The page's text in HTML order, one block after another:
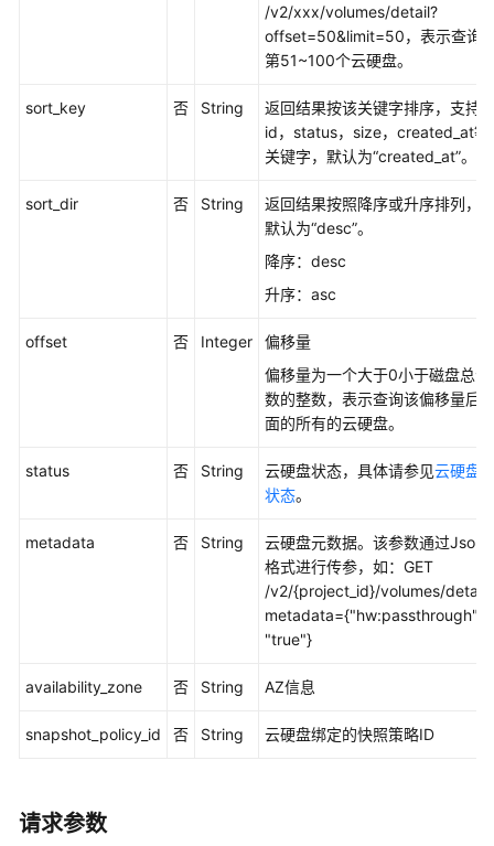
API
-
/v2/xxx/volumes/detail?
offset=50&limit=50，表示查询
第51~100个云硬盘。
sort_key 否 String
返回结果按该关键字排序，支持
id，status，size，created_at等
关键字，默认为“created_at”。
sort_dir 否 String
返回结果按照降序或升序排列，
默认为“desc”。
降序：desc
升序：asc
offset 否 Integer
偏移量
偏移量为一个大于0小于磁盘总个
数的整数，表示查询该偏移量后
面的所有的云硬盘。
status 否 String 云硬盘状态，具体请参见云硬盘
状态。
metadata 否 String
云硬盘元数据。该参数通过Json
格式进行传参，如：GET
/v2/{project_id}/volumes/detail?
metadata={"hw:passthrough":
"true"}
availability_zone 否 String AZ信息
snapshot_policy_id 否 String 云硬盘绑定的快照策略ID
请求参数